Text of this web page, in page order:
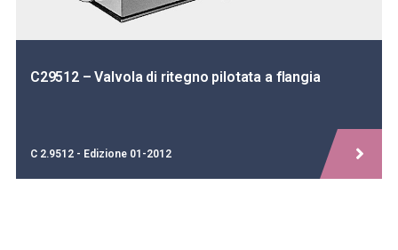
C29512 – Valvola di ritegno pilotata a flangia
C 2.9512 - Edizione 01-2012